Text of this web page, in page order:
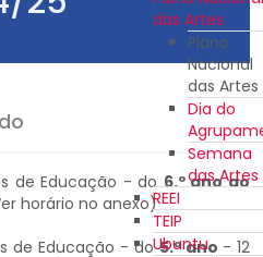
das Artes
Plano
Nacional
das Artes
Dia do
Semana
das Artes
REEI
TEIP
Ubuntu
de Educação - do6.º ano ao
horário no anexo)
de Educação - do5.º ano - 12